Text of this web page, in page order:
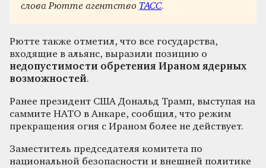
слова Рютте агентство ТАСС.
Рютте также отметил, что все государства,
входящие в альянс, выразили позицию о
недопустимости обретения Ираном ядерных
возможностей.
Ранее президент США Дональд Трамп, выступая на
саммите НАТО в Анкаре, сообщил, что режим
прекращения огня с Ираном более не действует.
Заместитель председателя комитета по
национальной безопасности и внешней политике